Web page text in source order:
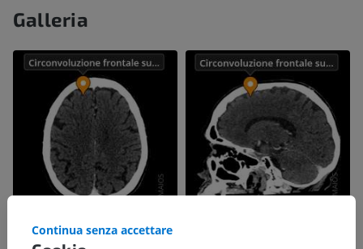
Galleria
Continua senza accettare